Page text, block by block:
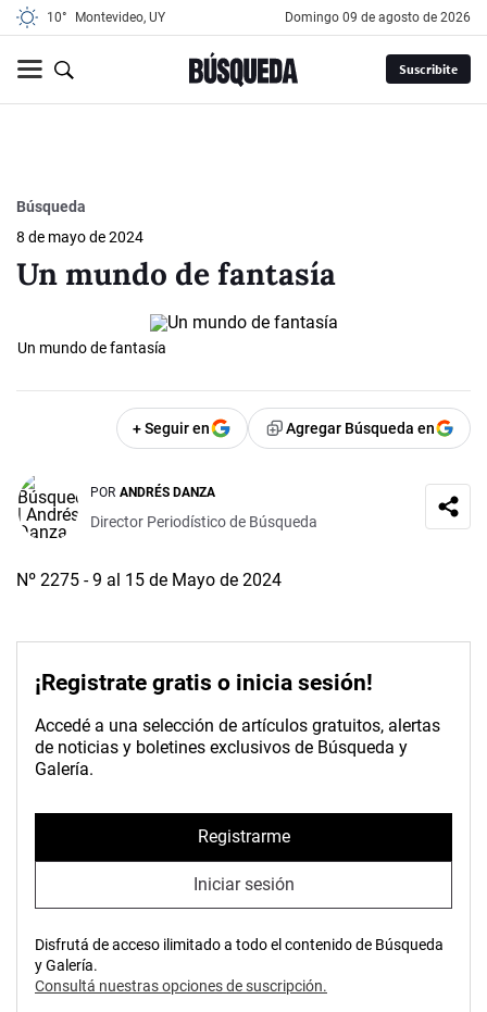
10° Montevideo, UY domingo 09 de agosto de 2026
Suscribite
Búsqueda
8 de mayo de 2024
Un mundo de fantasía
Un mundo de fantasía
+ Seguir en Agregar Búsqueda en
POR ANDRÉS DANZA
Director Periodístico de Búsqueda
Nº 2275 - 9 al 15 de Mayo de 2024
¡Registrate gratis o inicia sesión!
Accedé a una selección de artículos gratuitos, alertas
de noticias y boletines exclusivos de Búsqueda y
Galería.
Registrarme
Iniciar sesión
Disfrutá de acceso ilimitado a todo el contenido de Búsqueda
y Galería.
Consultá nuestras opciones de suscripción.